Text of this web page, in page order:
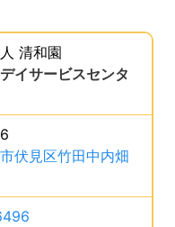
す。
清和園
イサービスセンタ
伏見区竹田中内畑